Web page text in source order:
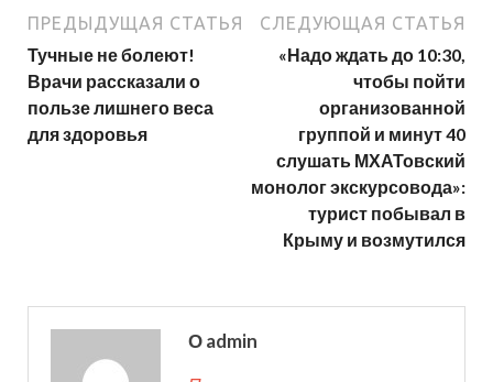
ПРЕДЫДУЩАЯ СТАТЬЯ
Тучные не болеют!
Врачи рассказали о
пользе лишнего веса
для здоровья
СЛЕДУЮЩАЯ СТАТЬЯ
«Надо ждать до 10:30,
чтобы пойти
организованной
группой и минут 40
слушать МХАТовский
монолог экскурсовода»:
турист побывал в
Крыму и возмутился
О admin